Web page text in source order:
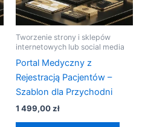
Tworzenie strony i sklepów
internetowych lub social media
Portal Medyczny z
Rejestracją Pacjentów –
Szablon dla Przychodni
1 499,00zł